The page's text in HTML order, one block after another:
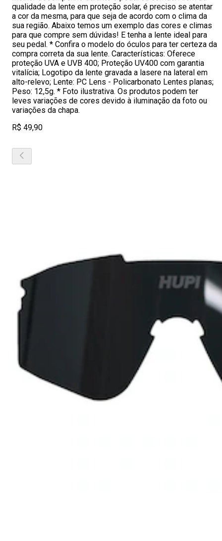
qualidade da lente em proteção solar, é preciso se atentar
a cor da mesma, para que seja de acordo com o clima da
sua região. Abaixo temos um exemplo das cores e climas
para que compre sem dúvidas! E tenha a lente ideal para
seu pedal. * Confira o modelo do óculos para ter certeza da
compra correta da sua lente. Características: Oferece
proteção UVA e UVB 400; Proteção UV400 com garantia
vitalícia; Logotipo da lente gravada a lasere na lateral em
alto-relevo; Lente: PC Lens - Policarbonato Lentes planas;
Peso: 12,5g. * Foto ilustrativa. Os produtos podem ter
leves variações de cores devido à iluminação da foto ou
variações da chapa.
R$ 49,90